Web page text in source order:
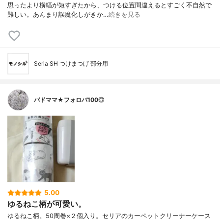
思ったより横幅が短すぎたから、つける位置間違えるとすごく不自然で
難しい。あんまり誤魔化しがきか…続きを見る
Seria SH つけまつげ 部分用
バドママ★フォロバ100◎
5.00
ゆるねこ柄が可愛い。
ゆるねこ柄。50周巻×２個入り。セリアのカーペットクリーナーケース